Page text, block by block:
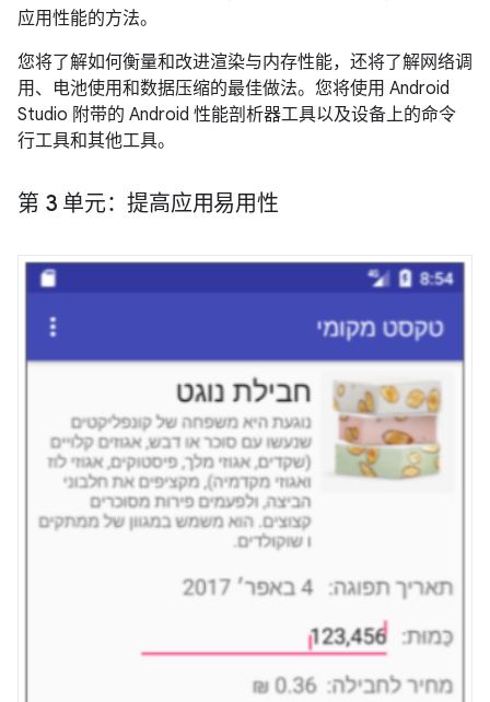
应用性能的方法。
您将了解如何衡量和改进渲染与内存性能，还将了解网络调
用、电池使用和数据压缩的最佳做法。您将使用 Android
Studio 附带的 Android 性能剖析器工具以及设备上的命令
行工具和其他工具。
第 3 单元：提高应用易用性